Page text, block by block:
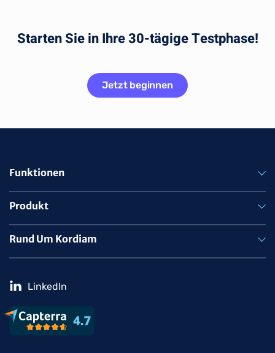
Starten Sie in Ihre 30-tägige Testphase!
Jetzt beginnen
Funktionen
Produkt
Rund Um Kordiam
LinkedIn